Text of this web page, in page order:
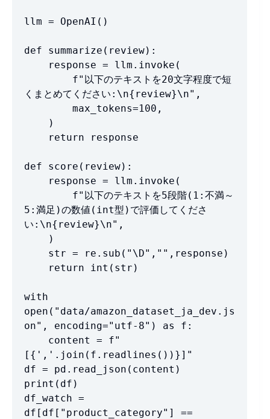
llm = OpenAI()
def summarize(review):
くまとめてください:\n{review}\n",
def score(review):
5:満足)の数値(int型)で評価してくださ
い:\n{review}\n",
with
open("data/amazon_dataset_ja_dev.js
on", encoding="utf-8") as f:
[{','.join(f.readlines())}]"
df = pd.read_json(content)
print(df)
df_watch =
df[df["product_category"] ==